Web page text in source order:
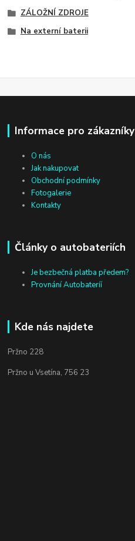
ZÁLOŽNÍ ZDROJE
Na externí baterii
Informace pro zákazníky
O nás
Jak nakupovat
Obchodní podmínky
Fotogalerie
Kontakty
Články o autobateriích
Je bezbečná platba předem?
Provnání Autobateríí
Kde nás najdete
Pržno 228
Pržno u Vsetína, 756 23